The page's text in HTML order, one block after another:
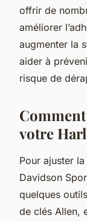
offrir de
améliorer
augmenter la
aider à
risque de
votre
Pour ajuster
Davidson
quelques
de clés Allen,